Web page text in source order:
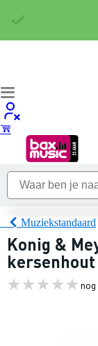
Muziekstandaard
Konig &
kersenhout
nog